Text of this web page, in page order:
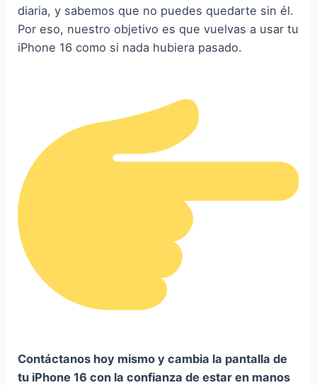
diaria, y sabemos que no puedes quedarte sin él.
Por eso, nuestro objetivo es que vuelvas a usar tu
iPhone 16 como si nada hubiera pasado.
Contáctanos hoy mismo y cambia la pantalla de
tu iPhone 16 con la confianza de estar en manos